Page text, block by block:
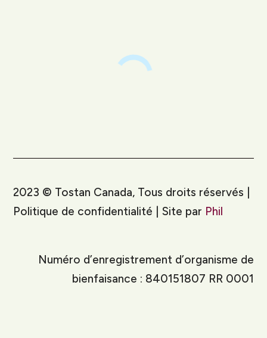
2023 © Tostan Canada, Tous droits réservés |
Politique de confidentialité | Site par Phil
Numéro d’enregistrement d’organisme de
bienfaisance : 840151807 RR 0001